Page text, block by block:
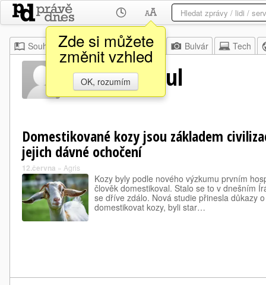
Zde si můžete
změnit vzhled
OK, rozumím
Souhrn Moje Z domova Bulvár Tech
Hosein Abdul
Domestikované kozy jsou základem
jejich dávné ochočení
12.června » Agris
Kozy byly podle nového výzkumu prvním
člověk domestikoval. Stalo se to v dnešním
se dříve zdálo. Nová studie přinesla důkazy
domestikovat kozy, byli star…